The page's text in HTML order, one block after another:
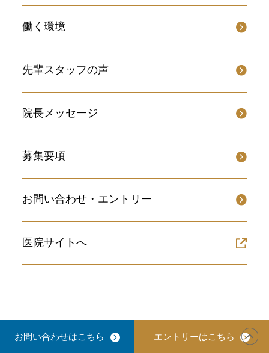
働く環境
先輩スタッフの声
院長メッセージ
募集要項
お問い合わせ・エントリー
医院サイトへ
お問い合わせはこちら エントリーはこちら
© Highclear Dental Clinic